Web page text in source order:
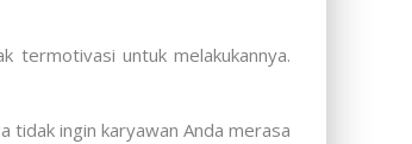
termotivasi untuk melakukannya.
tidak ingin karyawan Anda merasa